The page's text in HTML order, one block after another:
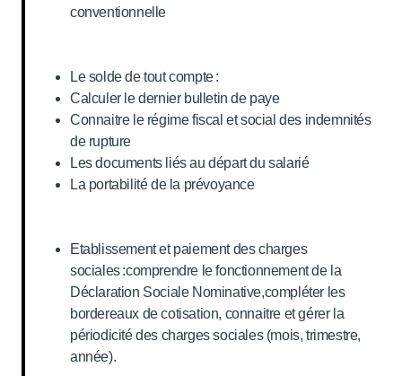
conventionnelle
Le solde de tout compte :
Calculer le dernier bulletin de paye
Connaitre le régime fiscal et social des indemnités
de rupture
Les documents liés au départ du salarié
La portabilité de la prévoyance
Etablissement et paiement des charges
sociales :comprendre le fonctionnement de la
Déclaration Sociale Nominative,compléter les
bordereaux de cotisation, connaitre et gérer la
périodicité des charges sociales (mois, trimestre,
année).